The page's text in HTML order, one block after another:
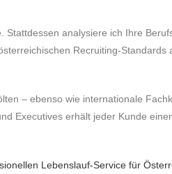
Stattdessen analysiere ich Ihre
Recruiting-Standards
– ebenso wie internationale
Executives erhält jeder Kunde
Lebenslauf-Service für